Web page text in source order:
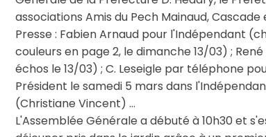
associations Amis du Pech Mainaud, Cascade
Presse : Fabien Arnaud pour l'Indépendant
couleurs en page 2, le dimanche 13/03) ;
échos le 13/03) ; C. Leseigle par téléphone
Président le samedi 5 mars dans
(Christiane Vincent) …
L'Assemblée Générale a débuté à 10h30 et